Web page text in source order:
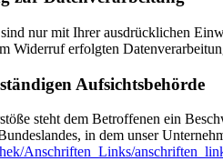
nur mit Ihrer ausdrücklichen
Widerruf erfolgten
Aufsichtsbehörde
steht dem Betroffenen ein
in dem unser
Anschriften_Links/